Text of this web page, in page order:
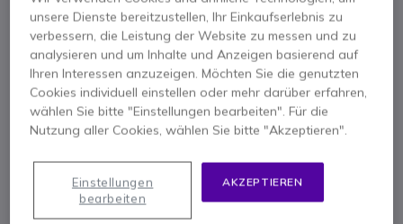
2 SIP-Konten
Anzeigezweifarbige LED
TonHDundFreihandmodus
Anrufprotokoll:600 Einträge
1programmierbare Taste
Stromversorgung überEthernet(PoE)
Konnektivität: 1RJ45-Buchse; 1RJ11-Port und 1Jack-Buchse
Mehr anzeigen
Im Paket
1 X Mobilteil Alcatel Temporis 12 IP
1 X Sockel für Mobilteil
1 X Spiralkabel
1 X Bedienungsanleitung
unsere Dienste bereitzustellen, Ihr Einkaufserlebnis zu
verbessern, die Leistung der Website zu messen und zu
analysieren und um Inhalte und Anzeigen basierend auf
Ihren Interessen anzuzeigen. Möchten Sie die genutzten
Cookies individuell einstellen oder mehr darüber erfahren,
wählen Sie bitte "Einstellungen bearbeiten". Für die
Nutzung aller Cookies, wählen Sie bitte "Akzeptieren".
AKZEPTIEREN
Einstellungen
bearbeiten